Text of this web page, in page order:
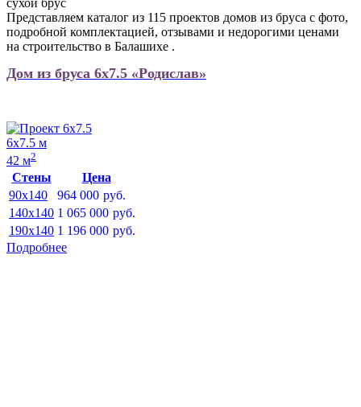
Представляем каталог из 115 проектов домов из бруса с фото,
подробной комплектацией, отзывами и недорогими ценами
на строительство в Балашихе .
Дом из бруса 6х7.5 «Родислав»
6х7.5 м
42 м2
Стены
Цена
90x140
964 000 руб.
140x140 1 065 000 руб.
190x140 1 196 000 руб.
Подробнее